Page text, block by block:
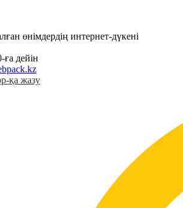
өнімдердің интернет-дүкені
дейін
қа жазу